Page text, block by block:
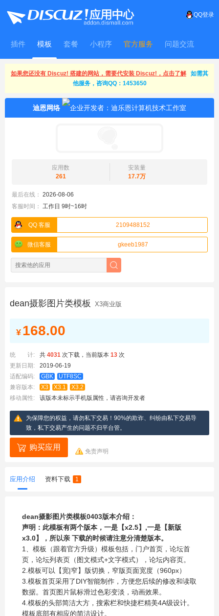
QQ登录
插件 模板 套餐 小程序 官方服务 问题交流
WitFrame
如果您还没有 Discuz! 搭建的网站，需要代安装 Discuz!，点击了解
如需其
他服务，咨询QQ：1453650
迪恩网络
应用数
261
安装量
17.7万
最后在线： 2026-08-06
客服时间： 工作日 9时~16时
QQ 客服 2109488152
微信客服 gkeeb1987
dean摄影图片类模板 X3商业版
¥ 168.00
统 计: 共 4031 次下载，当前版本 13 次
更新日期:
2019-06-19
适配编码:
GBK
UTF8SC
兼容版本:
X3 X3.1
X3.2
移动属性:
该版本未标示手机版属性，请咨询开发者
为保障您的权益，请勿私下交易！90%的欺诈、纠纷由私下交易导
致，私下交易产生的问题不归平台管。
购买应用 免责声明
应用介绍 资料下载 1
dean摄影图片类模板0403版本介绍：
声明：此模板有两个版本，一是【x2.5】,一是【新版
x3.0】，所以亲 下载的时候请注意分清楚版本。
1、模板（跟着官方升级）模板包括，门户首页，论坛首
页，论坛列表页（图文模式+文字模式），论坛内容页。
2.模板可以【宽|窄】版切换，窄版页面宽度（960px）
3.模板首页采用了DIY智能制作，方便您后续的修改和读取
数据。首页图片鼠标滑过色彩变淡，动画效果。
4.模板的头部简洁大方，搜索栏和快捷栏精美4A级设计。
模板底部有相应的简洁设计。